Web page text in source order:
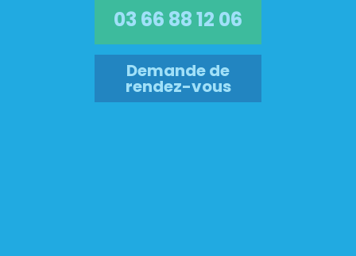
03 66 88 12 06
Demande de
rendez-vous